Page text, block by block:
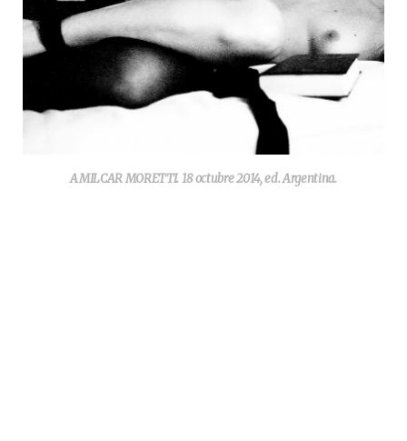
AMILCAR MORETTI. 18 octubre 2014, ed. Argentina.